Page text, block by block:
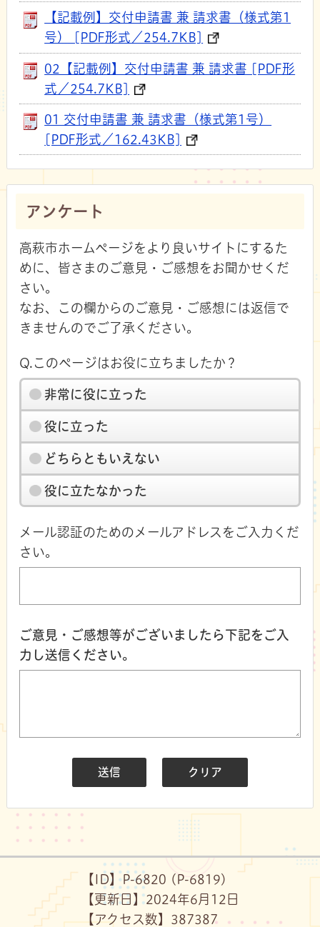
【記載例】交付申請書 兼 請求書（様式第1
号） [PDF形式／254.7KB]
02【記載例】交付申請書 兼 請求書 [PDF形
式／254.7KB]
01 交付申請書 兼 請求書（様式第1号）
[PDF形式／162.43KB]
アンケート
高萩市ホームページをより良いサイトにするた
めに、皆さまのご意見・ご感想をお聞かせくだ
さい。
なお、この欄からのご意見・ご感想には返信で
きませんのでご了承ください。
Q.このページはお役に立ちましたか？
非常に役に立った
役に立った
どちらともいえない
役に立たなかった
メール認証のためのメールアドレスをご入力くだ
さい。
ご意見・ご感想等がございましたら下記をご入
力し送信ください。
【ID】 P-6820 (P-6819)
【更新日】2024年6月12日
【アクセス数】 387387